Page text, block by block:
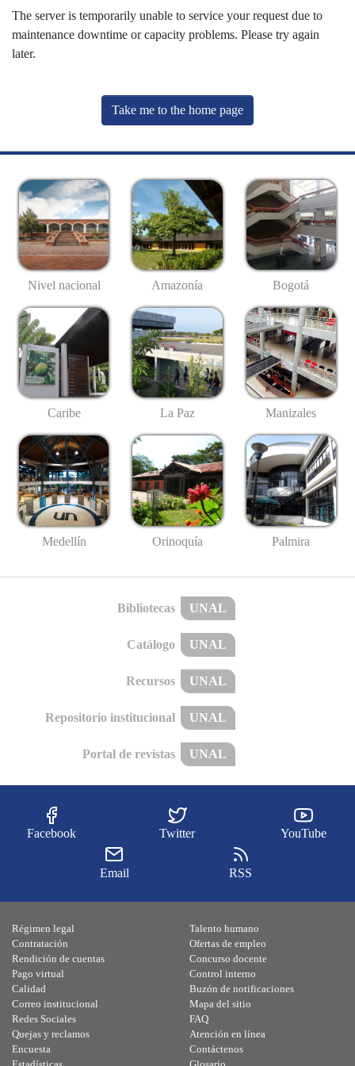
The server is temporarily unable to service your request due to
maintenance downtime or capacity problems. Please try again
later.
Take me to the home page
Nivel nacional Amazonía Bogotá
Caribe La Paz Manizales
Medellín Orinoquía Palmira
Bibliotecas UNAL
Catálogo UNAL
Recursos UNAL
Repositorio institucional UNAL
Portal de revistas UNAL
Facebook Twitter YouTube
Email RSS
Régimen legal
Contratación
Rendición de cuentas
Pago virtual
Calidad
Talento humano
Ofertas de empleo
Concurso docente
Control interno
Buzón de notificaciones
Correo institucional
Redes Sociales
Quejas y reclamos
Encuesta
Mapa del sitio
FAQ
Atención en línea
Contáctenos